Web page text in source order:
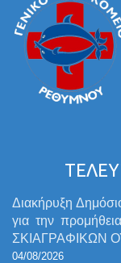
Διακήρυξη
για την
ΣΚΙΑΓΡΑΦΙΚΩΝ
04/08/2026